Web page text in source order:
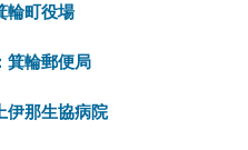
輪町役場
箕輪郵便局
伊那生協病院